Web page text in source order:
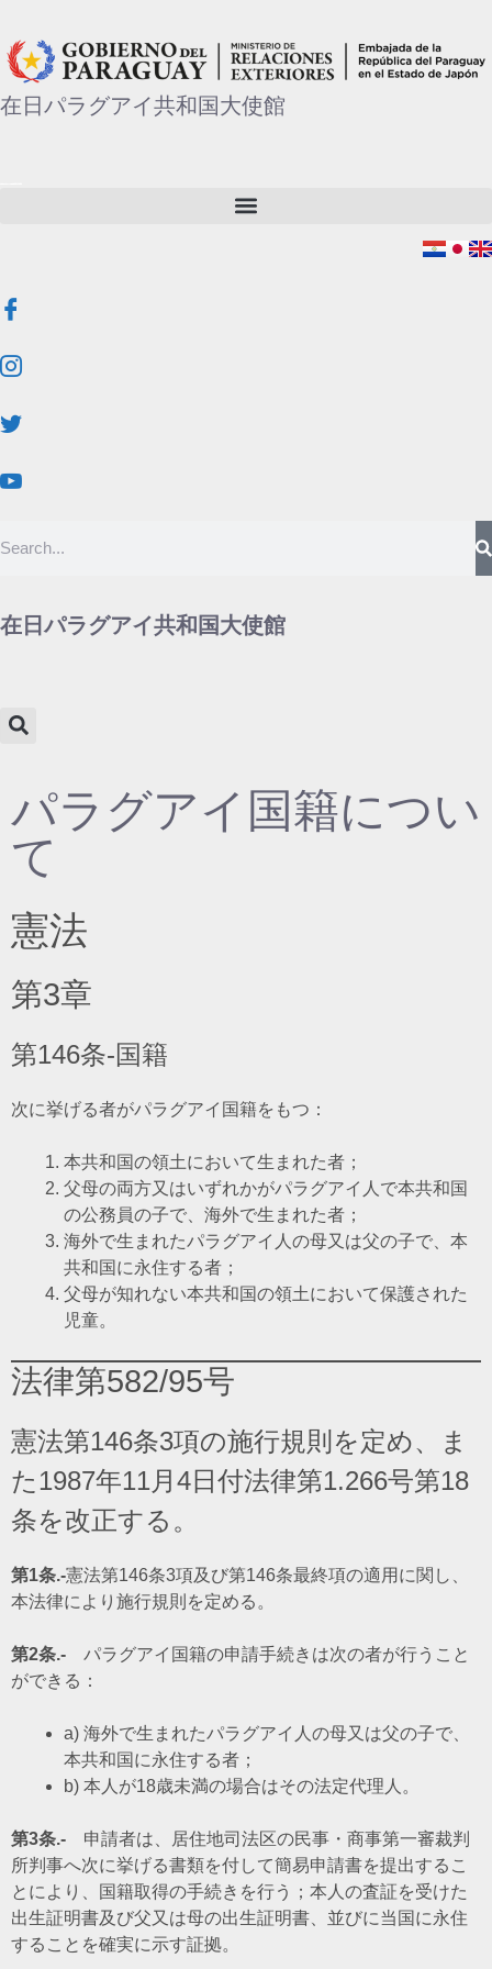
ス
キ
ッ
在日パラグアイ共和国大使館
在日パラグアイ共和国大使館
パラグアイ国籍につい
て
憲法
第3章
第146条-国籍
次に挙げる者がパラグアイ国籍をもつ：
本共和国の領土において生まれた者；
父母の両方又はいずれかがパラグアイ人で本共和国
の公務員の子で、海外で生まれた者；
海外で生まれたパラグアイ人の母又は父の子で、本
共和国に永住する者；
父母が知れない本共和国の領土において保護された
児童。
法律第582/95号
憲法第146条3項の施行規則を定め、ま
た1987年11月4日付法律第1.266号第18
条を改正する。
第1条.-憲法第146条3項及び第146条最終項の適用に関し、
本法律により施行規則を定める。
第2条.- パラグアイ国籍の申請手続きは次の者が行うこと
ができる：
a) 海外で生まれたパラグアイ人の母又は父の子で、
本共和国に永住する者；
b) 本人が18歳未満の場合はその法定代理人。
第3条.- 申請者は、居住地司法区の民事・商事第一審裁判
所判事へ次に挙げる書類を付して簡易申請書を提出するこ
とにより、国籍取得の手続きを行う；本人の査証を受けた
出生証明書及び父又は母の出生証明書、並びに当国に永住
することを確実に示す証拠。